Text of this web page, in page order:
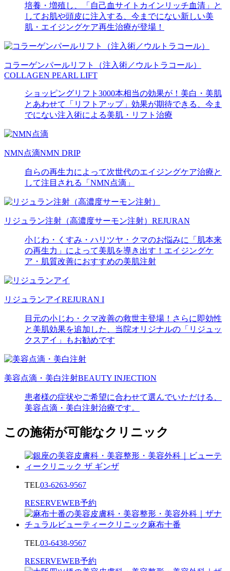
培養・増殖し、「自己血サイトカインリッチ血清」と
してお肌や頭皮に注入する、今までにない新しい美
肌・エイジングケア再生治療が登場！
コラーゲンパールリフト（注入術／ウルトラコール）
COLLAGEN PEARL LIFT
ショッピングリフト3000本相当の効果が！美白・美肌
とあわせて「リフトアップ」効果が期待できる、今ま
でにない注入術による美肌・リフト治療
NMN点滴NMN DRIP
自らの再生力によって次世代のエイジングケア治療と
して注目される「NMN点滴」
リジュラン注射（高濃度サーモン注射） REJURAN
小じわ・くすみ・ハリツヤ・クマのお悩みに「肌本来
の再生力」によって美肌を導き出す！エイジングケ
ア・肌質改善におすすめの美肌注射
リジュランアイREJURAN I
目元の小じわ・クマ改善の救世主登場！さらに即効性
と美肌効果を追加した、当院オリジナルの「リジュッ
クスアイ」もお勧めです
美容点滴・美白注射BEAUTY INJECTION
患者様の症状やご希望に合わせて選んでいただける、
美容点滴・美白注射治療です。
この施術が可能なクリニック
TEL03-6263-9567
RESERVEWEB予約
TEL03-6438-9567
RESERVEWEB予約